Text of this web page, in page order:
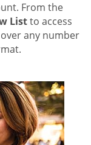
From the
Listto access
any number